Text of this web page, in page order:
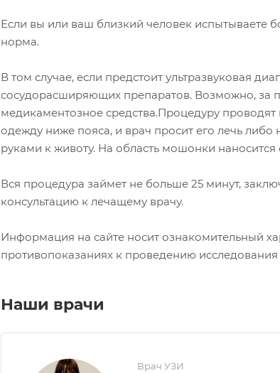
Если вы или ваш близкий человек
норма.
В том случае, если предстоит ультразвуковая
сосудорасширяющих препаратов. Возможно, за
медикаментозное средства.Процедуру
одежду ниже пояса, и врач просит его лечь
руками к животу. На область мошонки наносится
Вся процедура займет не больше 25 минут,
консультацию к лечащему врачу.
Информация на сайте носит ознакомительный
противопоказаниях к проведению
Наши врачи
Врач УЗИ